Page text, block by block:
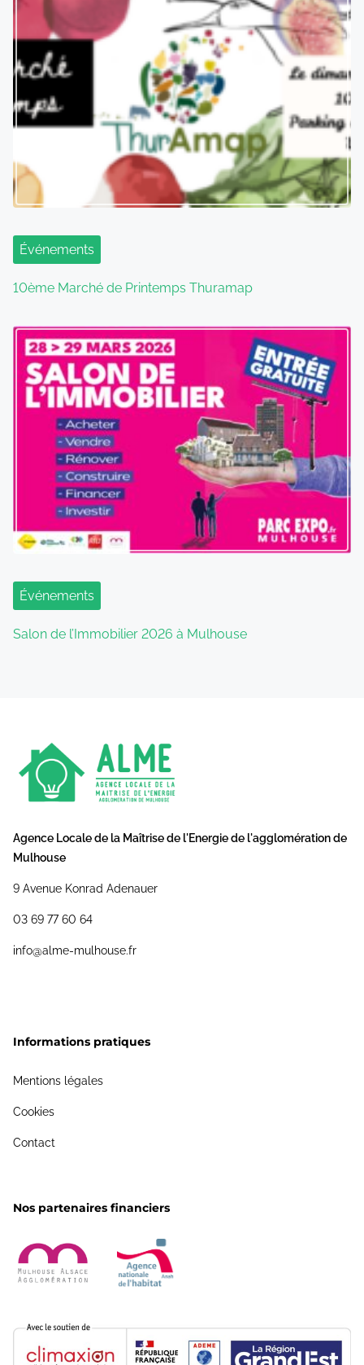
Événements
10ème Marché de Printemps Thuramap
Événements
Salon de l’Immobilier 2026 à Mulhouse
Agence Locale de la Maîtrise de l'Energie de l'agglomération de
Mulhouse
9 Avenue Konrad Adenauer
03 69 77 60 64
info@alme-mulhouse.fr
Informations pratiques
Mentions légales
Cookies
Contact
Nos partenaires financiers